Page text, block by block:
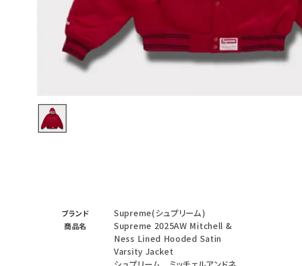
キャップ・ハット
ニット帽・ビーニー
バックパック・リュック
パンツ・ショーツ
ブランド Supreme(シュプリーム)
商品名
Supreme 2025AW Mitchell &
Ness Lined Hooded Satin
Varsity Jacket